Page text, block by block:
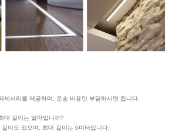
세서리를 제공하며, 운송 비용만 부담하시면 됩니다.
대 길이는 얼마입니까?
이도 있으며, 최대 길이는 6미터입니다.